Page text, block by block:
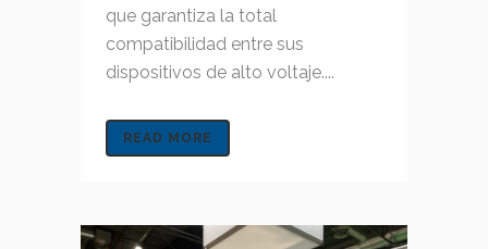
que garantiza la total
compatibilidad entre sus
dispositivos de alto voltaje....
READ MORE